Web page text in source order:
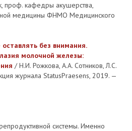
проф. кафедры акушерства,
медицины ФНМО Медицинского
без внимания.
молочной железы:
/ Н.И. Рожкова, А.А. Сотников, Л.С.
журнала StatusPraesens, 2019. —
системы. Именно